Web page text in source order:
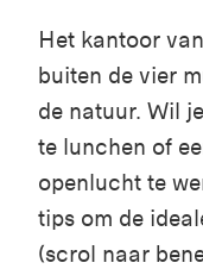
Het kantoor
buiten de vier
de natuur. Wil
te lunchen of
openlucht te
tips om de
(scrol naar